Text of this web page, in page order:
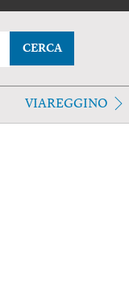
CERCA
VIAREGGINO